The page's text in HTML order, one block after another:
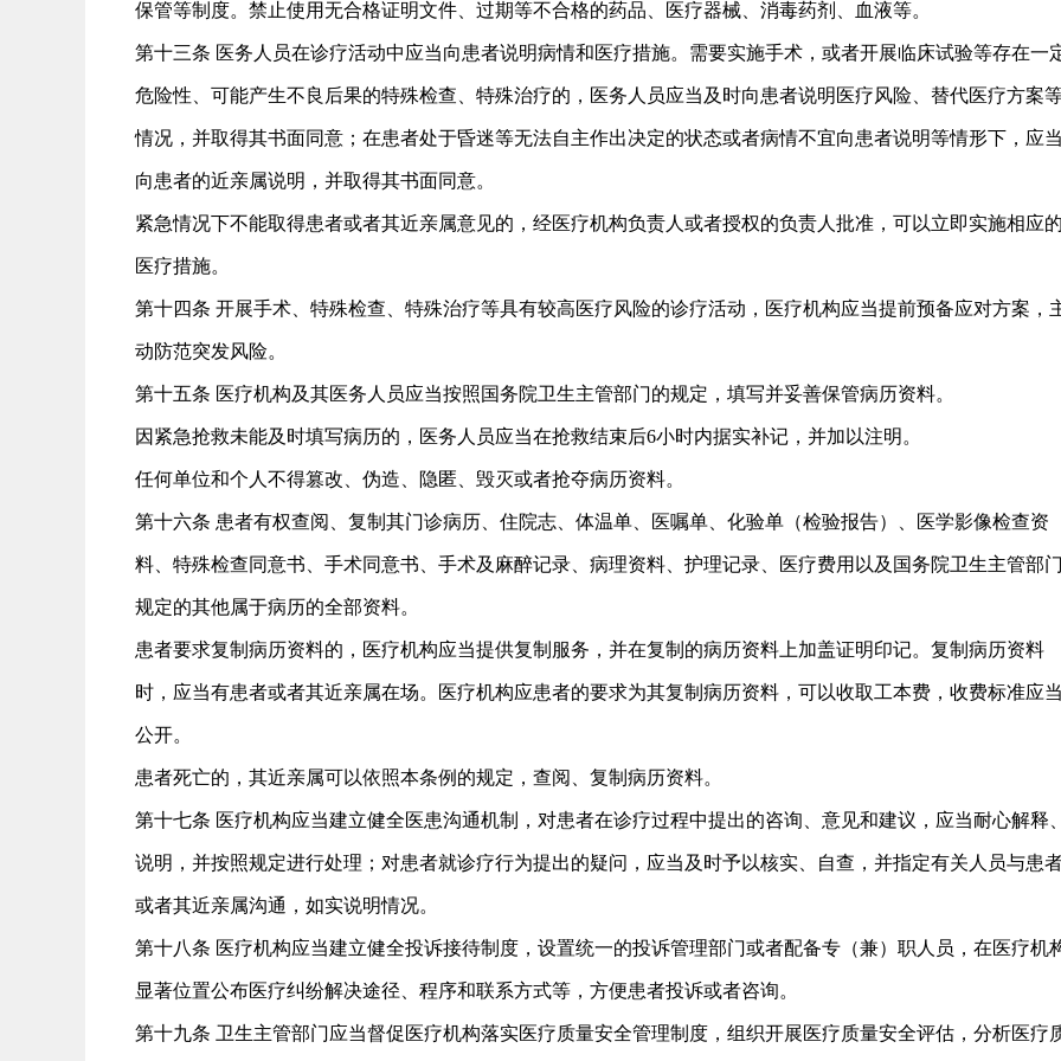
保管等制度。禁止使用无合格证明文件、过期等不合格的药品、医疗器械、消毒药剂、血液等。
第十三条 医务人员在诊疗活动中应当向患者说明病情和医疗措施。需要实施手术，或者开展临床试验等存在一
危险性、可能产生不良后果的特殊检查、特殊治疗的，医务人员应当及时向患者说明医疗风险、替代医疗方案
情况，并取得其书面同意；在患者处于昏迷等无法自主作出决定的状态或者病情不宜向患者说明等情形下，应当
向患者的近亲属说明，并取得其书面同意。
紧急情况下不能取得患者或者其近亲属意见的，经医疗机构负责人或者授权的负责人批准，可以立即实施相应的
医疗措施。
第十四条 开展手术、特殊检查、特殊治疗等具有较高医疗风险的诊疗活动，医疗机构应当提前预备应对方案，
动防范突发风险。
第十五条 医疗机构及其医务人员应当按照国务院卫生主管部门的规定，填写并妥善保管病历资料。
因紧急抢救未能及时填写病历的，医务人员应当在抢救结束后6小时内据实补记，并加以注明。
任何单位和个人不得篡改、伪造、隐匿、毁灭或者抢夺病历资料。
第十六条 患者有权查阅、复制其门诊病历、住院志、体温单、医嘱单、化验单（检验报告）、医学影像检查资
料、特殊检查同意书、手术同意书、手术及麻醉记录、病理资料、护理记录、医疗费用以及国务院卫生主管部门
规定的其他属于病历的全部资料。
患者要求复制病历资料的，医疗机构应当提供复制服务，并在复制的病历资料上加盖证明印记。复制病历资料
时，应当有患者或者其近亲属在场。医疗机构应患者的要求为其复制病历资料，可以收取工本费，收费标准应当
公开。
患者死亡的，其近亲属可以依照本条例的规定，查阅、复制病历资料。
第十七条 医疗机构应当建立健全医患沟通机制，对患者在诊疗过程中提出的咨询、意见和建议，应当耐心解释、
说明，并按照规定进行处理；对患者就诊疗行为提出的疑问，应当及时予以核实、自查，并指定有关人员与患
或者其近亲属沟通，如实说明情况。
第十八条 医疗机构应当建立健全投诉接待制度，设置统一的投诉管理部门或者配备专（兼）职人员，在医疗机
显著位置公布医疗纠纷解决途径、程序和联系方式等，方便患者投诉或者咨询。
第十九条 卫生主管部门应当督促医疗机构落实医疗质量安全管理制度，组织开展医疗质量安全评估，分析医疗